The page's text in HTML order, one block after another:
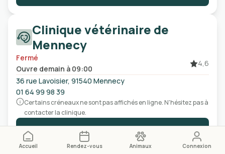
Accueil Rendez-vous Animaux Connexion
Clinique vétérinaire de
Mennecy
Fermé
Ouvre demain à 09:00
4,6
36 rue Lavoisier, 91540 Mennecy
01 64 99 98 39
Certains créneaux ne sont pas affichés en ligne. N'hésitez pas à
contacter la clinique.
Prendre rendez-vous